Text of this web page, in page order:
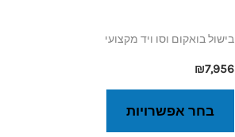
בישול בואקום וסו ויד מקצועי
₪7,956
בחר אפשרויות